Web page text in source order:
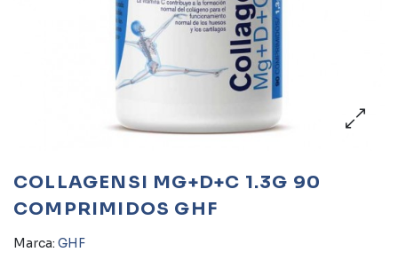
COLLAGENSI MG+D+C 1.3G 90
COMPRIMIDOS GHF
Marca: GHF